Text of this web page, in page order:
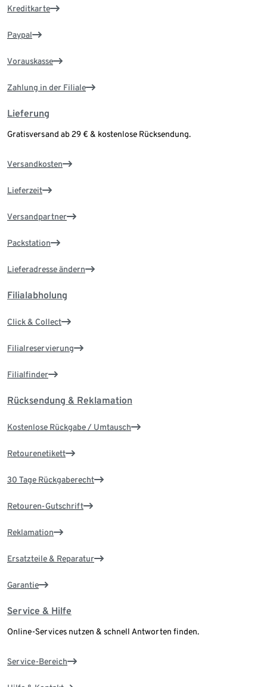
Kreditkarte
Paypal
Vorauskasse
Zahlung in der Filiale
Lieferung
Gratisversand ab 29 € & kostenlose Rücksendung.
Versandkosten
Lieferzeit
Versandpartner
Packstation
Lieferadresse ändern
Filialabholung
Click & Collect
Filialreservierung
Filialfinder
Rücksendung & Reklamation
Kostenlose Rückgabe / Umtausch
Retourenetikett
30 Tage Rückgaberecht
Retouren-Gutschrift
Reklamation
Ersatzteile & Reparatur
Garantie
Service & Hilfe
Online-Services nutzen & schnell Antworten finden.
Service-Bereich